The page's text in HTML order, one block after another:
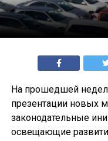
На прошедшей
презентации новых
законодательные
освещающие